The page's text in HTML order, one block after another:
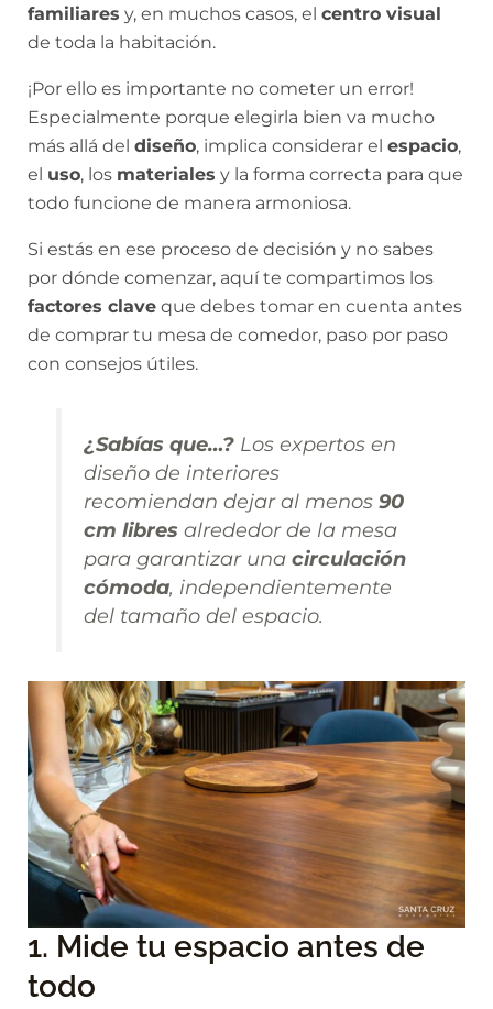
familiares y, en muchos casos, el centro visual
de toda la habitación.
¡Por ello es importante no cometer un error!
Especialmente porque elegirla bien va mucho
más allá del diseño, implica considerar el espacio,
el uso, los materiales y la forma correcta para que
todo funcione de manera armoniosa.
Si estás en ese proceso de decisión y no sabes
por dónde comenzar, aquí te compartimos los
factores clave que debes tomar en cuenta antes
de comprar tu mesa de comedor, paso por paso
con consejos útiles.
¿Sabías que…? Los expertos en
diseño de interiores
recomiendan dejar al menos90
cm libres alrededor de la mesa
para garantizar unacirculación
cómoda, independientemente
del tamaño del espacio.
1. Mide tu espacio antes de
todo